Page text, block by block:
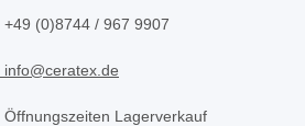
+49 (0)8744 / 967 9907
info@ceratex.de
Öffnungszeiten Lagerverkauf